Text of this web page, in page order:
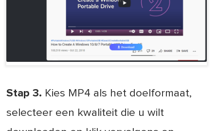
Stap 3. Kies MP4 als het doelformaat,
selecteer een kwaliteit die u wilt